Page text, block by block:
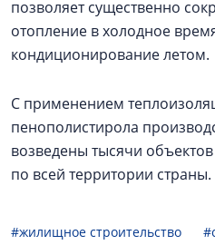
позволяет существенно
отопление в холодное
кондиционирование летом.
С применением
пенополистирола
возведены тысячи
по всей территории страны.
#жилищное строительство